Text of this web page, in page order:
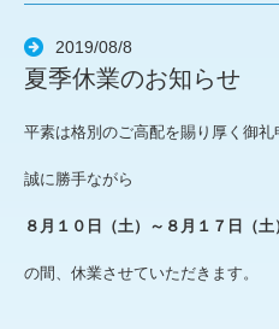
2019/08/8
夏季休業のお知らせ
平素は格別のご高配を賜り厚く御礼
誠に勝手ながら
８月１０日（土）～８月１７日（土
の間、休業させていただきます。